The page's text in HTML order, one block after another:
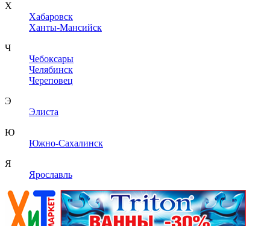
Х
Хабаровск
Ханты-Мансийск
Ч
Чебоксары
Челябинск
Череповец
Э
Элиста
Ю
Южно-Сахалинск
Я
Ярославль